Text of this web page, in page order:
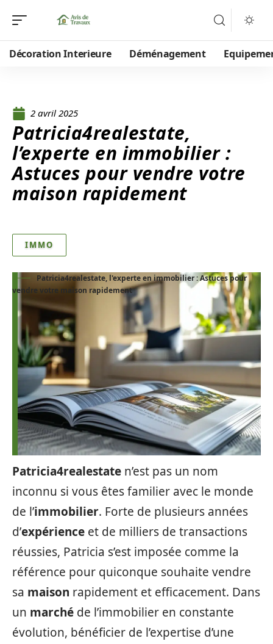
Décoration Interieure Déménagement
2 avril 2025
Patricia4realestate,
l’experte en immobilier :
Astuces pour vendre votre
maison rapidement
IMMO
Patricia4realestate, l'experte en immobilier : Astuces pour
vendre votre maison rapidement
Patricia4realestate n’est pas un nom
inconnu si vous êtes familier avec le monde
de l’immobilier. Forte de plusieurs années
d’expérience et de milliers de transactions
réussies, Patricia s’est imposée comme la
référence pour quiconque souhaite vendre
sa maison rapidement et efficacement. Dans
un marché de l’immobilier en constante
évolution, bénéficier de l’expertise d’une